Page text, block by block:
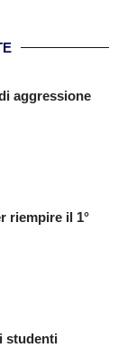
aggressione
riempire il 1°
studenti